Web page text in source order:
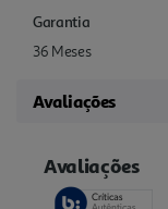
Garantia
36 Meses
Avaliações